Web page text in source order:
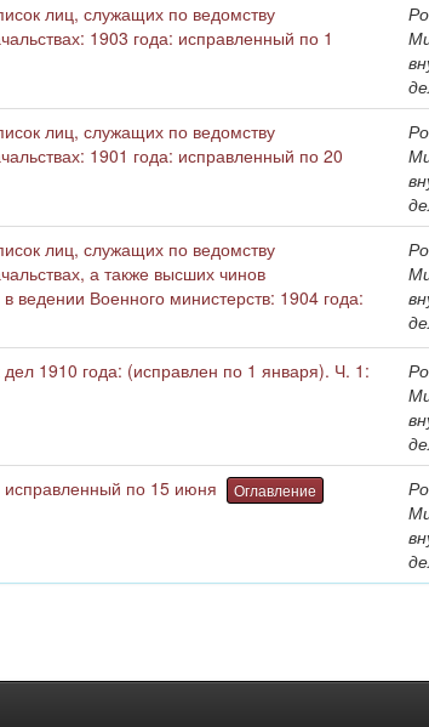
лиц, служащих по ведомству
1903 года: исправленный по 1
лиц, служащих по ведомству
1901 года: исправленный по 20
лиц, служащих по ведомству
а также высших чинов
ведении Военного министерств: 1904 года:
1910 года: (исправлен по 1 января). Ч. 1:
исправленный по 15 июня Оглавление